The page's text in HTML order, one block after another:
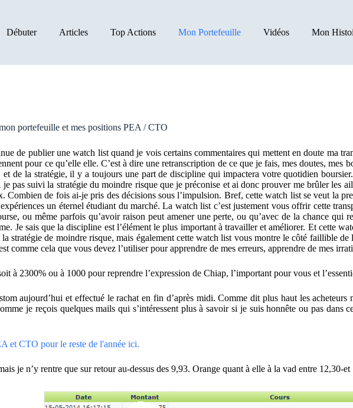
Débuter Articles Top Actions Mon Portefeuille Vidéos Mon
portefeuille et mes positions PEA / CTO
de publier une watch list quand je vois certains commentaires qui mettent en doute ma
pour ce qu’elle elle. C’est à dire une retranscription de ce que je fais, mes doutes, mes
de la stratégie, il y a toujours une part de discipline qui impactera votre quotidien
pas suivi la stratégie du moindre risque que je préconise et ai donc prouver me brûler les
Combien de fois ai-je pris des décisions sous l’impulsion. Bref, cette watch list se veut la
un éternel étudiant du marché. La watch list c’est justement vous offrir cette
ou même parfois qu’avoir raison peut amener une perte, ou qu’avec de la chance qui
Je sais que la discipline est l’élément le plus important à travailler et améliorer. Et cette
stratégie de moindre risque, mais également cette watch list vous montre le côté faillible
comme cela que vous devez l’utiliser pour apprendre de mes erreurs, apprendre de mes
à 2300% ou à 1000 pour reprendre l’expression de Chiap, l’important pour vous et
aujourd’hui et effectué le rachat en fin d’après midi. Comme dit plus haut les acheteurs
je reçois quelques mails qui s’intéressent plus à savoir si je suis honnête ou pas dans
et CTO pour le reste de l'année ici.
je n’y rentre que sur retour au-dessus des 9,93. Orange quant à elle à la vad entre 12,30-et